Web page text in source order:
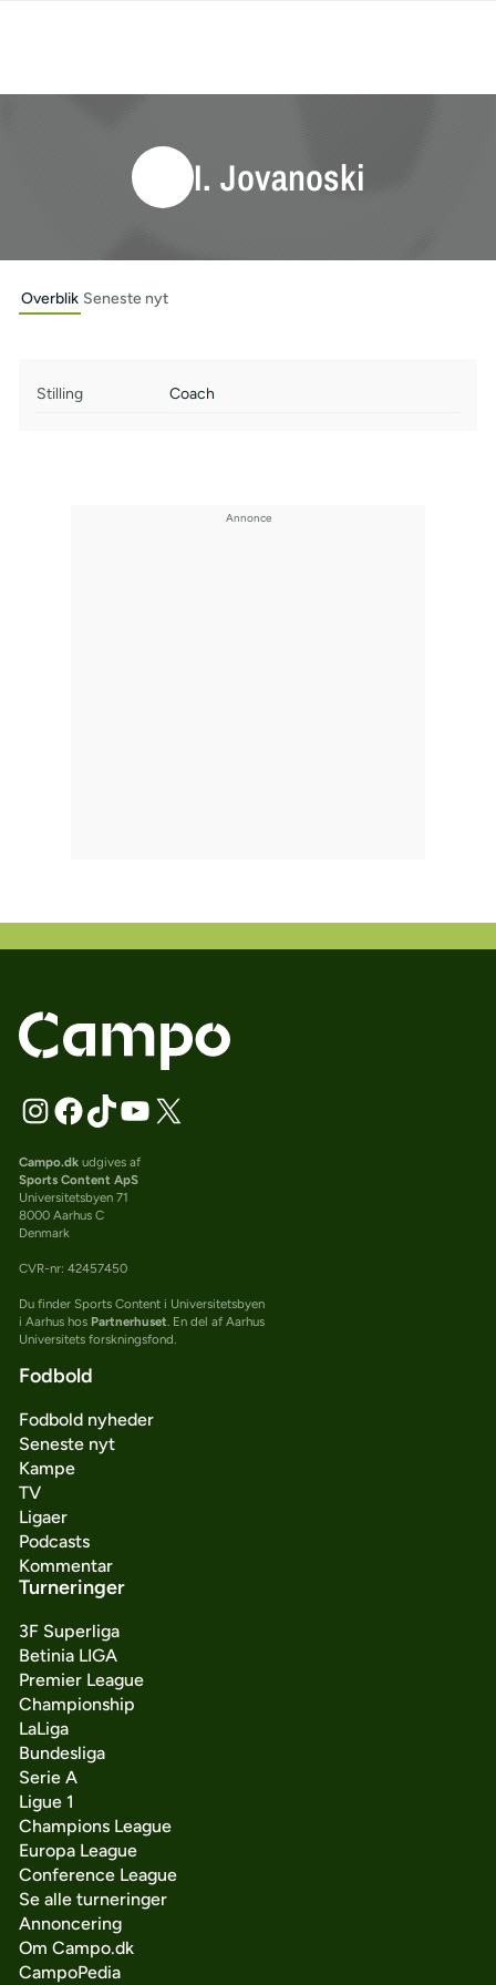
I. Jovanoski
Overblik Seneste nyt
Stilling Coach
Campo.dkudgives af
Sports Content ApS
Universitetsbyen 71
8000 Aarhus C
Denmark
CVR-nr: 42457450
Du finder Sports Content i Universitetsbyen
i Aarhus hos Partnerhuset. En del af Aarhus
Universitets forskningsfond.
Fodbold
Fodbold nyheder
Seneste nyt
Kampe
TV
Ligaer
Podcasts
Kommentar
Turneringer
3F Superliga
Betinia LIGA
Premier League
Championship
LaLiga
Bundesliga
Serie A
Ligue 1
Champions League
Europa League
Conference League
Se alle turneringer
Annoncering
Om Campo.dk
CampoPedia